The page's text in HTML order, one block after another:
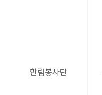
한림봉사단